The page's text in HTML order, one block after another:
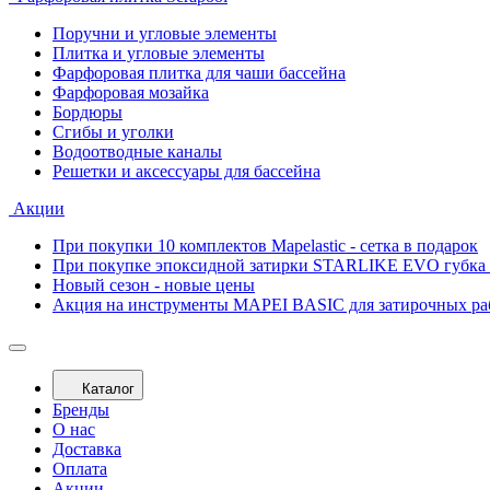
Поручни и угловые элементы
Плитка и угловые элементы
Фарфоровая плитка для чаши бассейна
Фарфоровая мозайка
Бордюры
Сгибы и уголки
Водоотводные каналы
Решетки и аксессуары для бассейна
Акции
При покупки 10 комплектов Mapelastic - сетка в подарок
При покупке эпоксидной затирки STARLIKE EVO губка
Новый сезон - новые цены
Акция на инструменты MAPEI BASIC для затирочных
Каталог
Бренды
О нас
Доставка
Оплата